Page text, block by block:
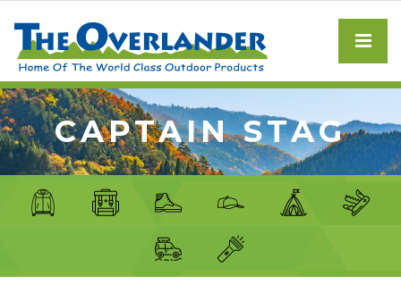
CAPTAIN STAG